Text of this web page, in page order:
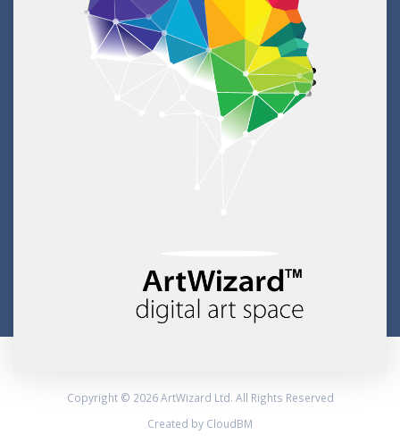
Copyright © 2026 ArtWizard Ltd. All Rights Reserved
Created by CloudBM